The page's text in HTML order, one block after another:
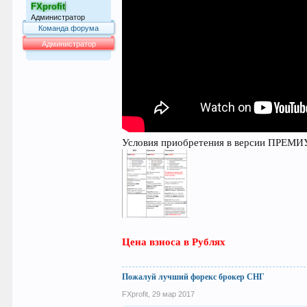
FXprofit
Администратор
Команда форума
Администратор
Условия приобретения в версии
Цена взноса в Рублях
Пожалуй лучший форекс брокер СНГ
FXprofit 29 мар 2017